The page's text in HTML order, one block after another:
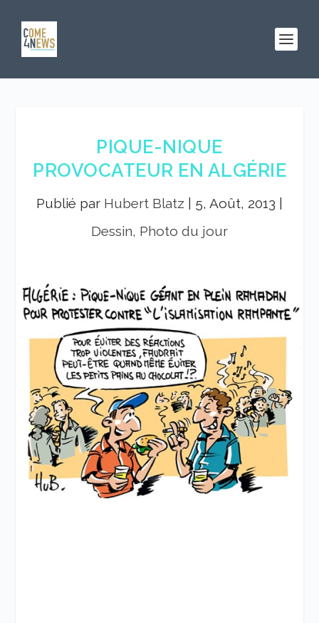
PIQUE-NIQUE
PROVOCATEUR EN ALGÉRIE
Publié par Hubert Blatz 5, Août, 2013
Dessin, Photo du jour